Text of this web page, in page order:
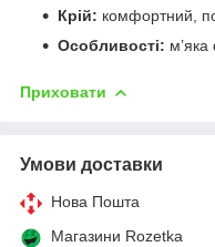
Крій: комфортний,
Особливості:
Приховати
Умови доставки
Нова Пошта
Магазини Rozetka